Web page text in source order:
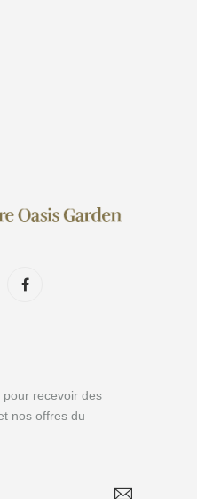
recevoir des
nos offres du